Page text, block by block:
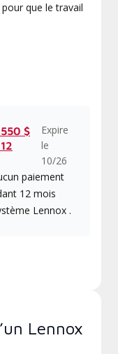
que le travail
$
Expire
le
10/26
paiement
12 mois
Lennox .
Lennox